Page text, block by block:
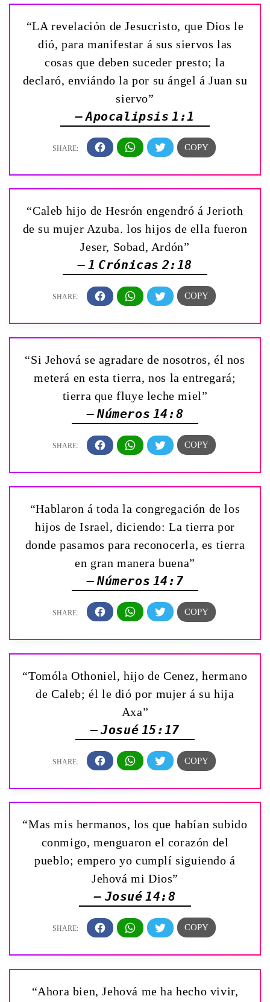
“LA revelación de Jesucristo, que Dios le
dió, para manifestar á sus siervos las
cosas que deben suceder presto; la
declaró, enviándo la por su ángel á Juan su
siervo”
— Apocalipsis 1:1
“Caleb hijo de Hesrón engendró á Jerioth
de su mujer Azuba. los hijos de ella fueron
Jeser, Sobad, Ardón”
— 1 Crónicas 2:18
“Si Jehová se agradare de nosotros, él nos
meterá en esta tierra, nos la entregará;
tierra que fluye leche miel”
— Números 14:8
“Hablaron á toda la congregación de los
hijos de Israel, diciendo: La tierra por
donde pasamos para reconocerla, es tierra
en gran manera buena”
— Números 14:7
“Tomóla Othoniel, hijo de Cenez, hermano
de Caleb; él le dió por mujer á su hija
Axa”
— Josué 15:17
“Mas mis hermanos, los que habían subido
conmigo, menguaron el corazón del
pueblo; empero yo cumplí siguiendo á
Jehová mi Dios”
— Josué 14:8
“Ahora bien, Jehová me ha hecho vivir,